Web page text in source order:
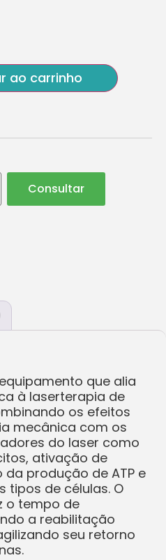
ao carrinho
Consultar
equipamento que alia
à laserterapia de
os efeitos
mecânica com os
do laser como
ativação de
produção de ATP e
tipos de células. O
o tempo de
a reabilitação
seu retorno